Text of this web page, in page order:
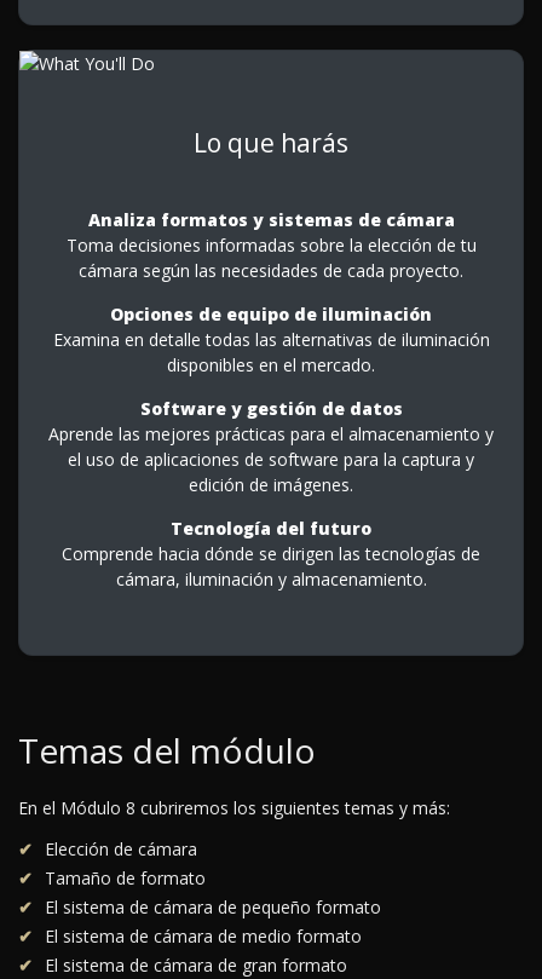
Lo que harás
Analiza formatos y sistemas de cámara
Toma decisiones informadas sobre la elección de tu
cámara según las necesidades de cada proyecto.
Opciones de equipo de iluminación
Examina en detalle todas las alternativas de iluminación
disponibles en el mercado.
Software y gestión de datos
Aprende las mejores prácticas para el almacenamiento y
el uso de aplicaciones de software para la captura y
edición de imágenes.
Tecnología del futuro
Comprende hacia dónde se dirigen las tecnologías de
cámara, iluminación y almacenamiento.
Temas del módulo
En el Módulo 8 cubriremos los siguientes temas y más:
Elección de cámara
Tamaño de formato
El sistema de cámara de pequeño formato
El sistema de cámara de medio formato
El sistema de cámara de gran formato